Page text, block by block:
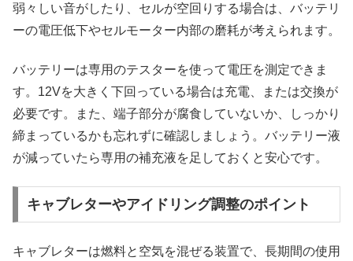
弱々しい音がしたり、セルが空回りする場合は、バッテリ
ーの電圧低下やセルモーター内部の磨耗が考えられます。
バッテリーは専用のテスターを使って電圧を測定できま
す。12Vを大きく下回っている場合は充電、または交換が
必要です。また、端子部分が腐食していないか、しっかり
締まっているかも忘れずに確認しましょう。バッテリー液
が減っていたら専用の補充液を足しておくと安心です。
キャブレターやアイドリング調整のポイント
キャブレターは燃料と空気を混ぜる装置で、長期間の使用